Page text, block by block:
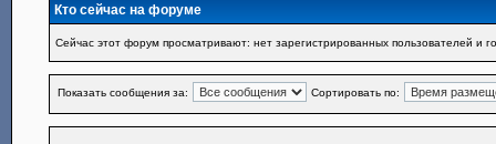
Кто сейчас на форуме
Сейчас этот форум просматривают: нет зарегистрированных пользователей и
Показать сообщения за: Сортировать по: